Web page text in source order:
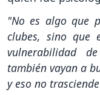
"No es algo que
clubes, sino que
vulnerabilidad
también vayan a
y eso no